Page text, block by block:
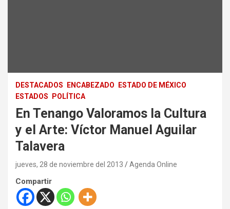
DESTACADOS ENCABEZADO
ESTADO DE MÉXICO
ESTADOS
POLÍTICA
En Tenango Valoramos la Cultura
y el Arte: Víctor Manuel Aguilar
Talavera
jueves, 28 de noviembre del 2013 Agenda Online
Compartir